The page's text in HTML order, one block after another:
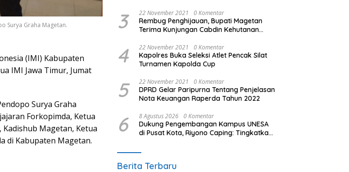
Surya Graha Magetan.
(IMI) Kabupaten
IMI Jawa Timur, Jumat
Surya Graha
Forkopimda, Ketua
Magetan, Ketua
di Kabupaten Magetan.
3 22 November 2021 0 Komentar
Rembug Penghijauan, Bupati Magetan
Terima Kunjungan Cabdin Kehutanan
4 22 November 2021 0 Komentar
Kapolres Buka Seleksi Atlet Pencak Silat
Turnamen Kapolda Cup
5 22 November 2021 0 Komentar
DPRD Gelar Paripurna Tentang Penjelasan
Nota Keuangan Raperda Tahun 2022
6 8 Agustus 2026 0 Komentar
Dukung Pengembangan Kampus UNESA
di Pusat Kota, Riyono Caping: Tingkatkan
Berita Terbaru